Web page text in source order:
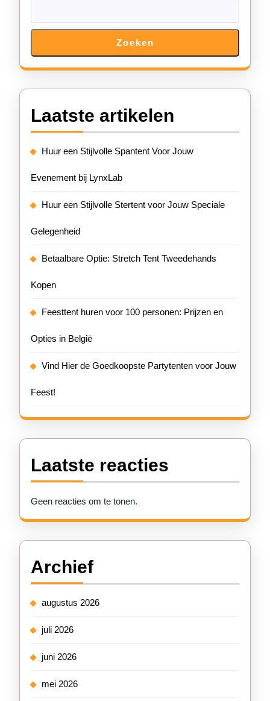
Zoeken
Laatste artikelen
Huur een Stijlvolle Spantent Voor Jouw
Evenement bij LynxLab
Huur een Stijlvolle Stertent voor Jouw Speciale
Gelegenheid
Betaalbare Optie: Stretch Tent Tweedehands
Kopen
Feesttent huren voor 100 personen: Prijzen en
Opties in België
Vind Hier de Goedkoopste Partytenten voor Jouw
Feest!
Laatste reacties
Geen reacties om te tonen.
Archief
augustus 2026
juli 2026
juni 2026
mei 2026